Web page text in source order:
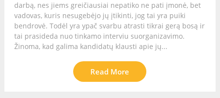
darbą, nes jiems greičiausiai nepatiko ne pati įmonė, bet
vadovas, kuris nesugebėjo jų įtikinti, jog tai yra puiki
bendrovė. Todėl yra ypač svarbu atrasti tikrai gerą bosą ir
tai prasideda nuo tinkamo interviu suorganizavimo.
Žinoma, kad galima kandidatų klausti apie jų...
Read More